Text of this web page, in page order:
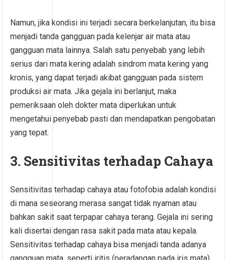
Namun, jika kondisi ini terjadi secara berkelanjutan, itu bisa
menjadi tanda gangguan pada kelenjar air mata atau
gangguan mata lainnya. Salah satu penyebab yang lebih
serius dari mata kering adalah sindrom mata kering yang
kronis, yang dapat terjadi akibat gangguan pada sistem
produksi air mata. Jika gejala ini berlanjut, maka
pemeriksaan oleh dokter mata diperlukan untuk
mengetahui penyebab pasti dan mendapatkan pengobatan
yang tepat.
3. Sensitivitas terhadap Cahaya
Sensitivitas terhadap cahaya atau fotofobia adalah kondisi
di mana seseorang merasa sangat tidak nyaman atau
bahkan sakit saat terpapar cahaya terang. Gejala ini sering
kali disertai dengan rasa sakit pada mata atau kepala.
Sensitivitas terhadap cahaya bisa menjadi tanda adanya